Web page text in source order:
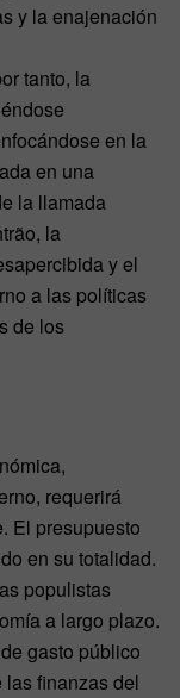
y la enajenación
tanto, la
en la
en una
la llamada
la
y el
a las políticas
de los
requerirá
El presupuesto
en su totalidad.
populistas
a largo plazo.
gasto público
finanzas del